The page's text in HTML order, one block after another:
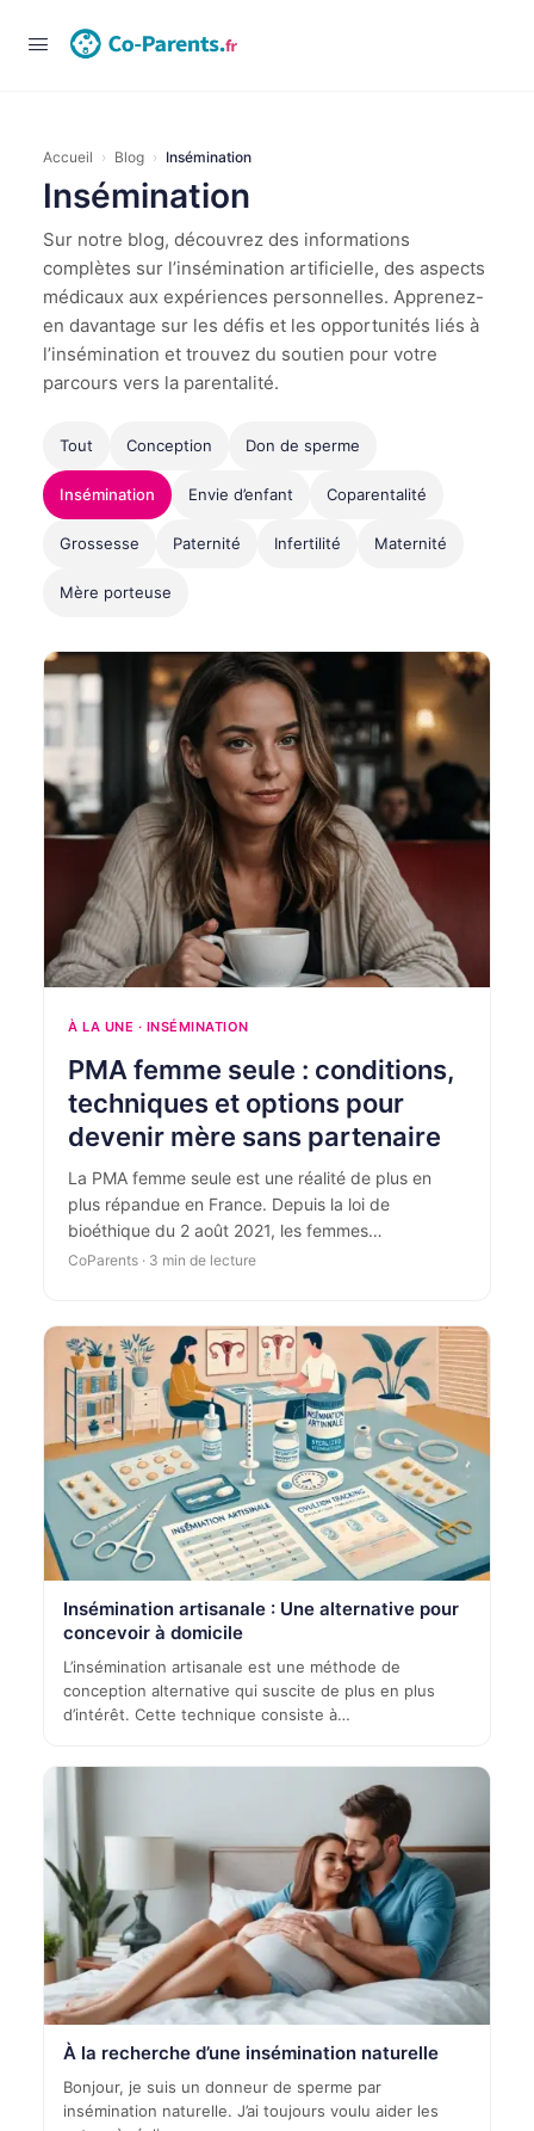
Accueil › Blog › Insémination
Insémination
Sur notre blog, découvrez des informations
complètes sur l’insémination artificielle, des aspects
médicaux aux expériences personnelles. Apprenez-
en davantage sur les défis et les opportunités liés à
l’insémination et trouvez du soutien pour votre
parcours vers la parentalité.
Tout Conception Don de sperme
Insémination Envie d’enfant Coparentalité
Grossesse Paternité Infertilité Maternité
Mère porteuse
À LA UNE · INSÉMINATION
PMA femme seule : conditions,
techniques et options pour
devenir mère sans partenaire
La PMA femme seule est une réalité de plus en
plus répandue en France. Depuis la loi de
bioéthique du 2 août 2021, les femmes…
CoParents · 3 min de lecture
Insémination artisanale : Une alternative pour
concevoir à domicile
L’insémination artisanale est une méthode de
conception alternative qui suscite de plus en plus
d’intérêt. Cette technique consiste à…
À la recherche d’une insémination naturelle
Bonjour, je suis un donneur de sperme par
insémination naturelle. J’ai toujours voulu aider les